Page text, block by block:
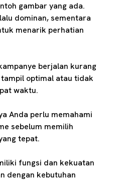
gambar yang ada.
dominan, sementara
menarik perhatian
berjalan kurang
optimal atau tidak
waktu.
Anda perlu memahami
sebelum memilih
tepat.
fungsi dan kekuatan
dengan kebutuhan